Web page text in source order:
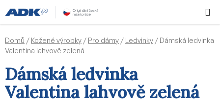
na
obsah
KOŠÍK
Domů / Kožené výrobky / Pro dámy / Ledvinky / Dámská ledvinka
Valentina lahvově zelená
Dámská ledvinka
Valentina lahvově zelená